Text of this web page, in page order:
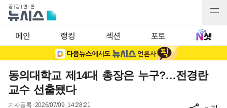
메인 랭킹 섹션 포토
동의대학교 제14대 총장은 누구?…전경란
교수 선출됐다
기사등록 2026/07/09 14:28:21